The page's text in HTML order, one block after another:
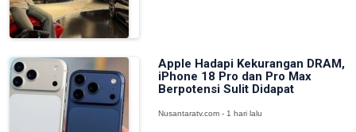
Apple Hadapi Kekurangan DRAM,
iPhone 18 Pro dan Pro Max
Berpotensi Sulit Didapat
Nusantaratv.com - 1 hari lalu